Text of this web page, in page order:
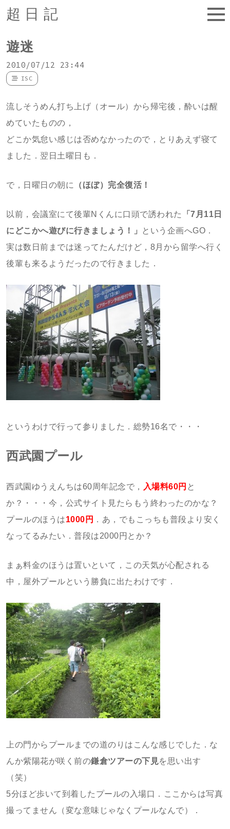
超日記
遊迷
2010/07/12 23:44
ISC
流しそうめん打ち上げ（オール）から帰宅後，酔いは醒
めていたものの，
どこか気怠い感じは否めなかったので，とりあえず寝て
ました．翌日土曜日も．
で，日曜日の朝に （ほぼ）完全復活！
以前，会議室にて後輩Nくんに口頭で誘われた
「7月11日
にどこかへ遊びに行きましょう！」
という企画へGO．
実は数日前までは迷ってたんだけど，8月から留学へ行く
後輩も来るようだったので行きました．
というわけで行って参りました．総勢16名で・・・
西武園プール
西武園ゆうえんちは60周年記念で， 入場料60円 と
か？・・・今，公式サイト見たらもう終わったのかな？
プールのほうは1000円 ．あ，でもこっちも普段より安く
なってるみたい．普段は2000円とか？
まぁ料金のほうは置いといて，この天気が心配される
中，屋外プールという勝負に出たわけです．
上の門からプールまでの道のりはこんな感じでした．な
んか紫陽花が咲く前の鎌倉ツアーの下見を思い出す
（笑）
5分ほど歩いて到着したプールの入場口．ここからは写真
撮ってません（変な意味じゃなくプールなんで）．